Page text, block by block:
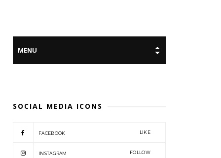
SOCIAL MEDIA ICONS
FACEBOOK LIKE
INSTAGRAM FOLLOW